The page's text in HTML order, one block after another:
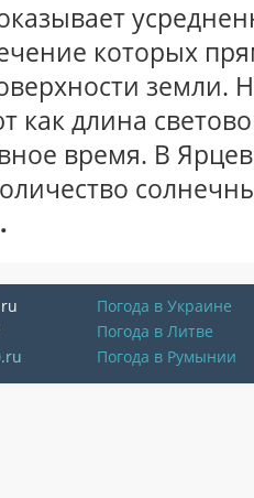
которых
земли.
как длина
время. В
Погода в Украине
Погода в Литве
Погода в Румынии